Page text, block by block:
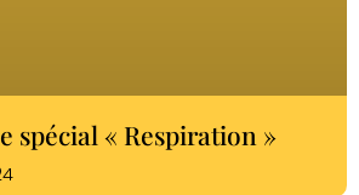
spécial « Respiration »